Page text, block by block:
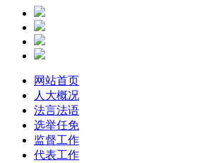
网站首页
人大概况
法言法语
选举任免
监督工作
代表工作